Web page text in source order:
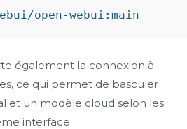
également la connexion à
ce qui permet de basculer
et un modèle cloud selon les
interface.